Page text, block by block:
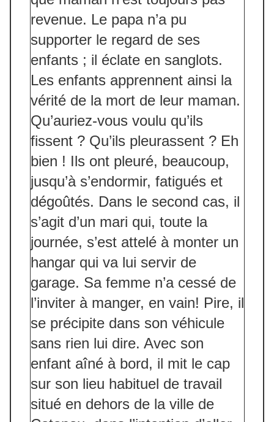
revenue. Le papa n’a pu
supporter le regard de ses
enfants ; il éclate en sanglots.
Les enfants apprennent ainsi la
vérité de la mort de leur maman.
Qu’auriez-vous voulu qu’ils
fissent ? Qu’ils pleurassent ? Eh
bien ! Ils ont pleuré, beaucoup,
jusqu’à s’endormir, fatigués et
dégoûtés. Dans le second cas, il
s’agit d’un mari qui, toute la
journée, s’est attelé à monter un
hangar qui va lui servir de
garage. Sa femme n’a cessé de
l’inviter à manger, en vain! Pire, il
se précipite dans son véhicule
sans rien lui dire. Avec son
enfant aîné à bord, il mit le cap
sur son lieu habituel de travail
situé en dehors de la ville de